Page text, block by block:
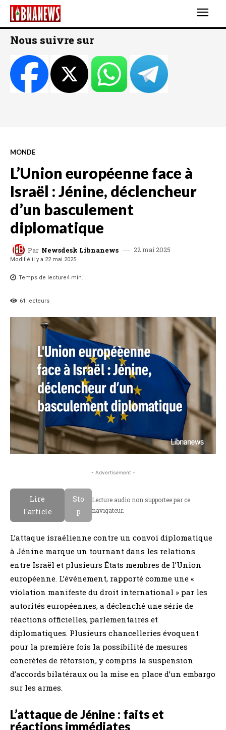
Nous suivre sur
MONDE
L’Union européenne face à
Israël : Jénine, déclencheur
d’un basculement
diplomatique
Par Newsdesk Libnanews 22 mai 2025
Modifié il y a 22 mai 2025
Temps de lecture4 min.
61 lecteurs
- Advertisement -
Lire
l'article
Sto
p
Lecture audio non supportee par ce
navigateur.
L’attaque israélienne contre un convoi diplomatique
à Jénine marque un tournant dans les relations
entre Israël et plusieurs États membres de l’Union
européenne. L’événement, rapporté comme une «
violation manifeste du droit international » par les
autorités européennes, a déclenché une série de
réactions officielles, parlementaires et
diplomatiques. Plusieurs chancelleries évoquent
pour la première fois la possibilité de mesures
concrètes de rétorsion, y compris la suspension
d’accords bilatéraux ou la mise en place d’un embargo
sur les armes.
L’attaque de Jénine : faits et
réactions immédiates